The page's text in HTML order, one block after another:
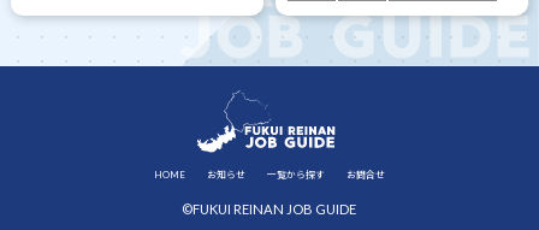
HOME お知らせ 一覧から探す お問合せ
©FUKUI REINAN JOB GUIDE